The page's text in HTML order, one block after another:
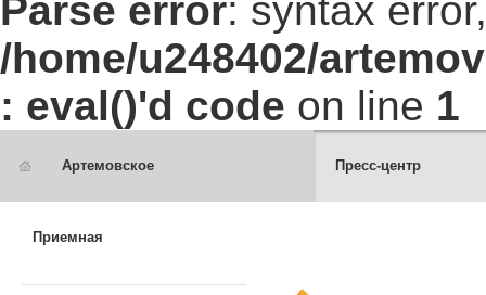
Parse error: syntax
/home/u248402/
: eval()'d code on line 1
Артемовское Пресс-центр
Приемная